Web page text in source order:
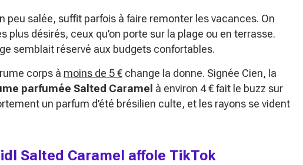
peu salée, suffit parfois à faire remonter les vacances. On
plus désirés, ceux qu’on porte sur la plage ou en terrasse.
semblait réservé aux budgets confortables.
corps à moins de 5 € change la donne. Signée Cien, la
parfumée Salted Caramel à environ 4 € fait le buzz sur
un parfum d’été brésilien culte, et les rayons se vident
Salted Caramel affole TikTok